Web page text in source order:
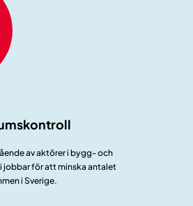
av aktörer i bygg- och
jobbar för att minska antalet
i Sverige.